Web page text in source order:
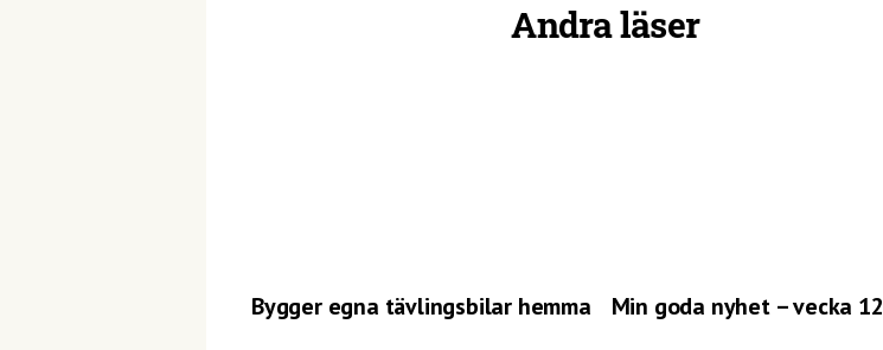
Andra läser
Bygger egna tävlingsbilar hemma Min goda nyhet – vecka 12